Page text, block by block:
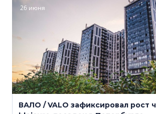
26 июня
ВАЛО / VALO зафиксировал рост